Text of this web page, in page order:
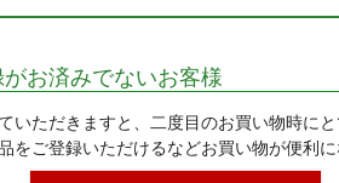
お済みでないお客様
いただきますと、二度目のお買い物時にと
をご登録いただけるなどお買い物が便利に